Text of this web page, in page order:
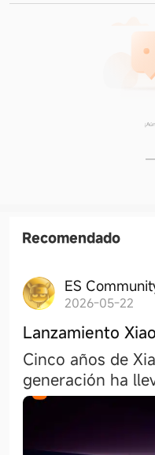
Recomendado
ES
2026-05-22
Lanzamiento
Cinco años de
generación ha